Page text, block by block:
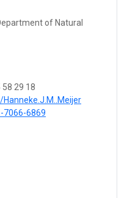
of Natural
58 29 18
7066-6869